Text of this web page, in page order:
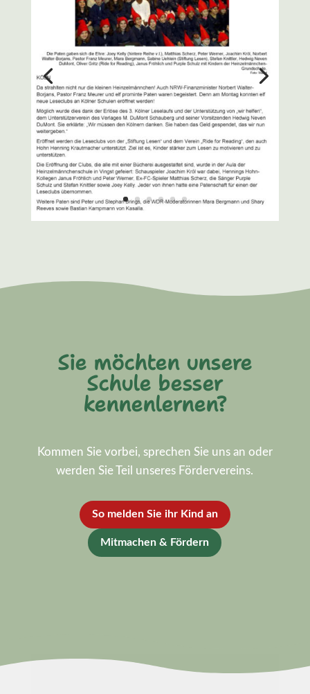
Sie möchten unsere
Schule besser
kennenlernen?
Kommen Sie vorbei, sprechen Sie uns an oder
werden Sie Teil unseres Fördervereins.
So melden Sie ihr Kind an
Mitmachen & Fördern